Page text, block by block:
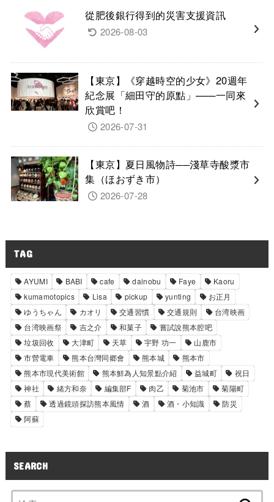
從肥後銀行得到的災害支援資訊
2026-08-03
【東京】《穿越時空的少女》20週年
紀念展「細田守的原點」——一同來
欣賞吧！
2026-07-31
【東京】夏日風物詩──淺草寺酸漿市
集（ほおずき市）
2026-07-28
TAG
AYUMI BABI cafe dainobu Faye
Kaoru
kumamotopics
Lisa pickup yunting
お正月
ゆうちゃん
カオリ 交通習慣 交通規則
台湾映画
台湾映画祭
吉之介 和菓子
嘗試說熊本腔吧
垃圾回收
大津町 天草 宇野 功一
山鹿市
市營電車
熊本台灣同郷會 熊本城
熊本市
熊本市現代美術館
熊本鮮為人知景點介紹 益城町
祝日
神社
緒方和奈 編集部F 肉乙 菊池市
菊陽町
蔡
透過鏡頭探訪熊本風情 酒 酒・小知識
防災
阿蘇
SEARCH